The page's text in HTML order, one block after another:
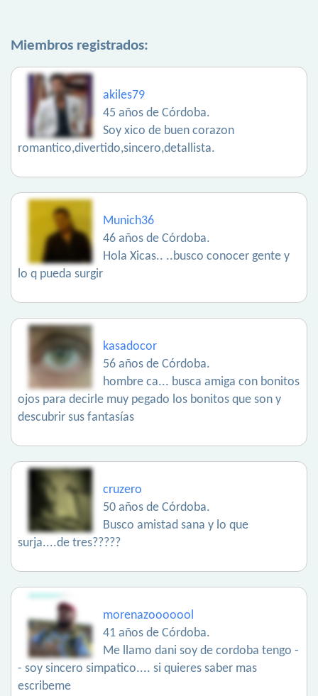
Miembros registrados:
akiles79
45 años de Córdoba.
Soy xico de buen corazon
romantico,divertido,sincero,detallista.
Munich36
46 años de Córdoba.
Hola Xicas.. ..busco conocer gente y
lo q pueda surgir
kasadocor
56 años de Córdoba.
hombre ca... busca amiga con bonitos
ojos para decirle muy pegado los bonitos que son y
descubrir sus fantasías
cruzero
50 años de Córdoba.
Busco amistad sana y lo que
surja....de tres?????
morenazooooool
41 años de Córdoba.
Me llamo dani soy de cordoba tengo -
- soy sincero simpatico.... si quieres saber mas
escribeme